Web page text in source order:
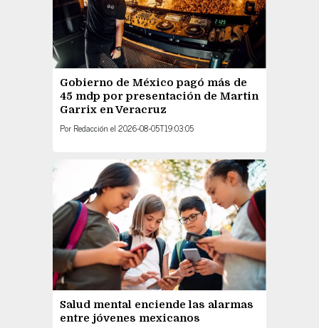
Gobierno de México pagó más de
45 mdp por presentación de Martin
Garrix en Veracruz
Por Redacción el 2026-08-05T19:03:05
Salud mental enciende las alarmas
entre jóvenes mexicanos